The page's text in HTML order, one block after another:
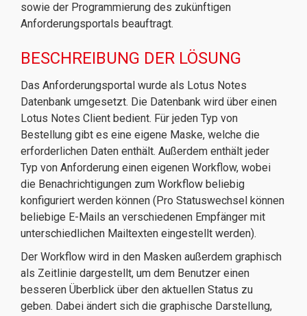
sowie der Programmierung des zukünftigen
Anforderungsportals beauftragt.
BESCHREIBUNG DER LÖSUNG
Das Anforderungsportal wurde als Lotus Notes
Datenbank umgesetzt. Die Datenbank wird über einen
Lotus Notes Client bedient. Für jeden Typ von
Bestellung gibt es eine eigene Maske, welche die
erforderlichen Daten enthält. Außerdem enthält jeder
Typ von Anforderung einen eigenen Workflow, wobei
die Benachrichtigungen zum Workflow beliebig
konfiguriert werden können (Pro Statuswechsel können
beliebige E-Mails an verschiedenen Empfänger mit
unterschiedlichen Mailtexten eingestellt werden).
Der Workflow wird in den Masken außerdem graphisch
als Zeitlinie dargestellt, um dem Benutzer einen
besseren Überblick über den aktuellen Status zu
geben. Dabei ändert sich die graphische Darstellung,